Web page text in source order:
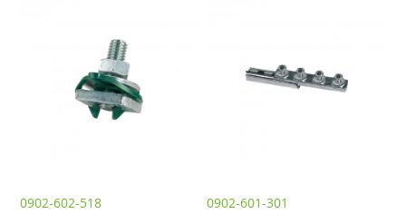
0902-602-518
0902-601-301